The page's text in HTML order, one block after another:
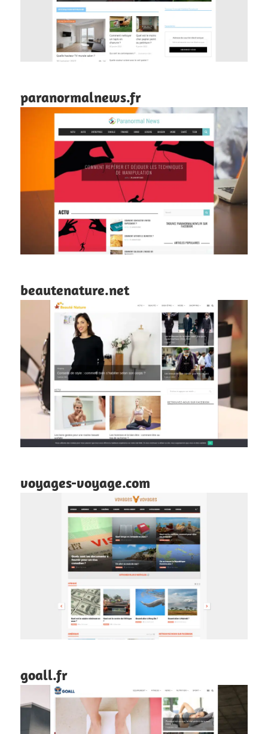
paranormalnews.fr
beautenature.net
voyages-voyage.com
goall.fr